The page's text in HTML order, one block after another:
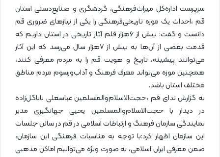
سرپرست اداره‌کل میراث‌فرهنگی، گردشگری و صنایع‌دستی استان
قم ،احداث یک موزه تاریخی‌فرهنگی را یکی از نیازهای ضروری قم
دانست و گفت: بیش از ۶هزار قلم آثار تاریخی در استان داریم که
قدمت بعضی از آن‌ها به بیش از ۷هزار سال می‌رسد که این آثار
می‌توانند پیشینه، تاریخ و هویت قم را به مردم معرفی کنند،
همچنین موزه می‌تواند معرف فرهنگ و آداب‌ورسوم مردم مناطق
مختلف استان باشد.
به گزارش ندای قم ،حجت‌الاسلام‌والمسلمین عباسعلی باباگل‌زاده
در دیدار با حجت‌الاسلام‌والمسلمین یحیی جهانگیری مدیر
نمایندگی سازمان فرهنگ و ارتباطات اسلامی در قم در سالن جلسات
این سازمان اظهار کرد:با توجه به مناسبات فرهنگی این سازمان،
ضمن معرفی ایران اسلامی، به صورت ویژه می‌توانیم اماکن مذهبی